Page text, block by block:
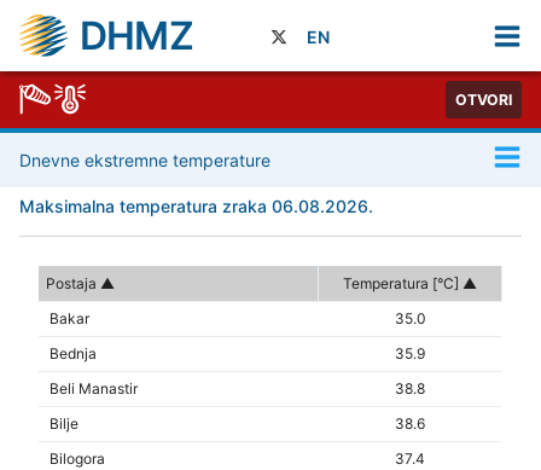
DHMZ EN
OTVORI
Dnevne ekstremne temperature
Maksimalna temperatura zraka 06.08.2026.
Postaja
Temperatura [°C]
Bakar
35.0
Bednja
35.9
Beli Manastir
38.8
Bilje
38.6
Bilogora
37.4